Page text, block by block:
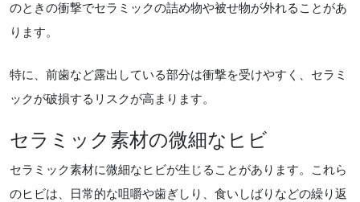
のときの衝撃でセラミックの詰め物や被せ物が外れることがあ
ります。
特に、前歯など露出している部分は衝撃を受けやすく、セラミ
ックが破損するリスクが高まります。
セラミック素材の微細なヒビ
セラミック素材に微細なヒビが生じることがあります。これら
のヒビは、日常的な咀嚼や歯ぎしり、食いしばりなどの繰り返